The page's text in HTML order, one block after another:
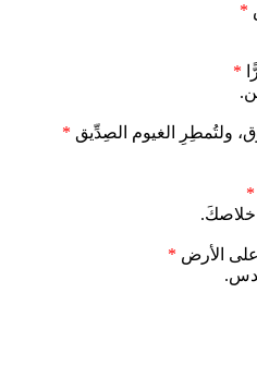
*
*
ولتُمطِرِ الغيوم الصِدِّيق *
*
خلاصكَ.
الأرض *